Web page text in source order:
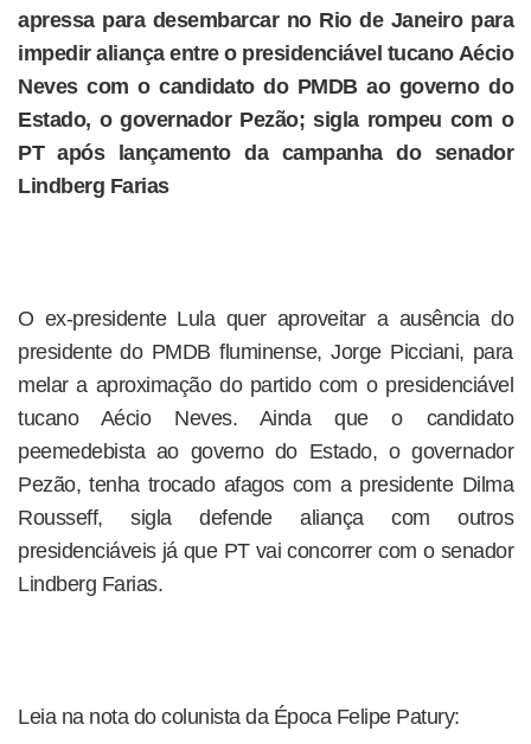
apressa para desembarcar no Rio de Janeiro para
impedir aliança entre o presidenciável tucano Aécio
Neves com o candidato do PMDB ao governo do
Estado, o governador Pezão; sigla rompeu com o
PT após lançamento da campanha do senador
Lindberg Farias
O ex-presidente Lula quer aproveitar a ausência do
presidente do PMDB fluminense, Jorge Picciani, para
melar a aproximação do partido com o presidenciável
tucano Aécio Neves. Ainda que o candidato
peemedebista ao governo do Estado, o governador
Pezão, tenha trocado afagos com a presidente Dilma
Rousseff, sigla defende aliança com outros
presidenciáveis já que PT vai concorrer com o senador
Lindberg Farias.
Leia na nota do colunista da Época Felipe Patury: